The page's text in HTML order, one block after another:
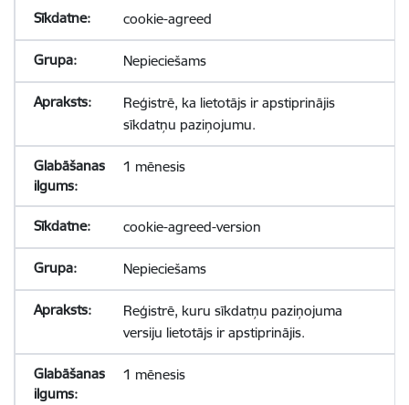
cookie-agreed
Nepieciešams
Reģistrē, ka lietotājs ir apstiprinājis
sīkdatņu paziņojumu.
1 mēnesis
cookie-agreed-version
Nepieciešams
Reģistrē, kuru sīkdatņu paziņojuma
versiju lietotājs ir apstiprinājis.
1 mēnesis